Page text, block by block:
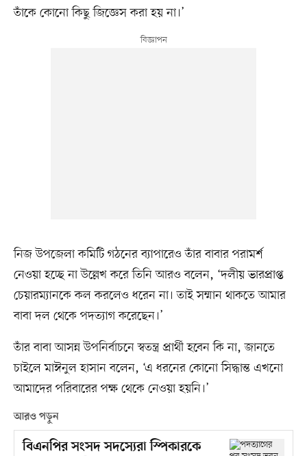
তাঁকে কোনো কিছু জিজ্ঞেস করা হয় না।’
নিজ উপজেলা কমিটি গঠনের ব্যাপারেও তাঁর বাবার পরামর্শ
নেওয়া হচ্ছে না উল্লেখ করে তিনি আরও বলেন, ‘দলীয় ভারপ্রাপ্ত
চেয়ারম্যানকে কল করলেও ধরেন না। তাই সম্মান থাকতে আমার
বাবা দল থেকে পদত্যাগ করেছেন।’
তাঁর বাবা আসন্ন উপনির্বাচনে স্বতন্ত্র প্রার্থী হবেন কি না, জানতে
চাইলে মাঈনুল হাসান বলেন, ‘এ ধরনের কোনো সিদ্ধান্ত এখনো
আমাদের পরিবারের পক্ষ থেকে নেওয়া হয়নি।’
আরও পড়ুন
বিএনপির সংসদ সদস্যেরা স্পিকারকে